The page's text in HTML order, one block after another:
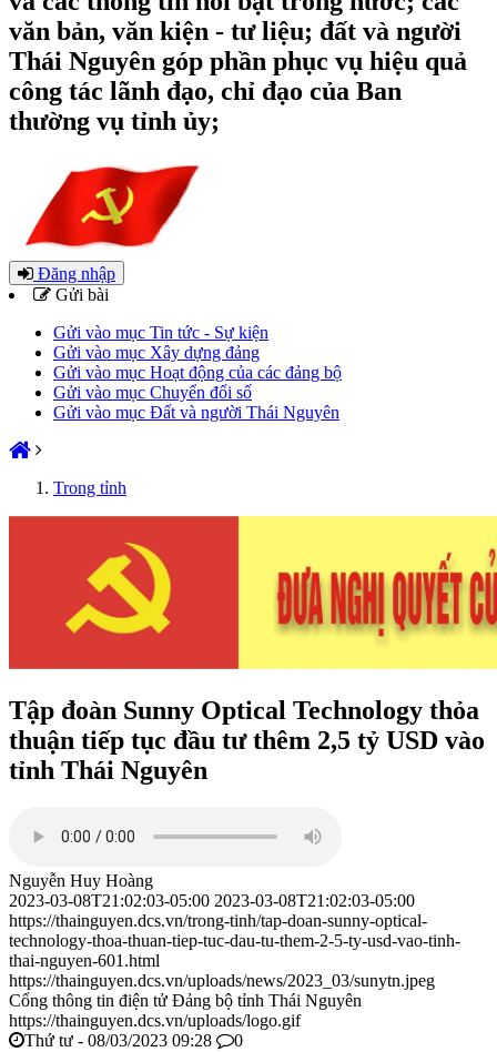
văn bản, văn kiện - tư liệu; đất và người
Thái Nguyên góp phần phục vụ hiệu quả
công tác lãnh đạo, chỉ đạo của Ban
thường vụ tỉnh ủy;
Đăng nhập
Gửi bài
Gửi vào mục Tin tức - Sự kiện
Gửi vào mục Xây dựng đảng
Gửi vào mục Hoạt động của các đảng bộ
Gửi vào mục Chuyển đổi số
Gửi vào mục Đất và người Thái Nguyên
Trong tỉnh
Tập đoàn Sunny Optical Technology thỏa
thuận tiếp tục đầu tư thêm 2,5 tỷ USD vào
tỉnh Thái Nguyên
Nguyễn Huy Hoàng
2023-03-08T21:02:03-05:00 2023-03-08T21:02:03-05:00
https://thainguyen.dcs.vn/trong-tinh/tap-doan-sunny-optical-
technology-thoa-thuan-tiep-tuc-dau-tu-them-2-5-ty-usd-vao-tinh-
thai-nguyen-601.html
https://thainguyen.dcs.vn/uploads/news/2023_03/sunytn.jpeg
Cổng thông tin điện tử Đảng bộ tỉnh Thái Nguyên
https://thainguyen.dcs.vn/uploads/logo.gif
Thứ tư - 08/03/2023 09:28
0